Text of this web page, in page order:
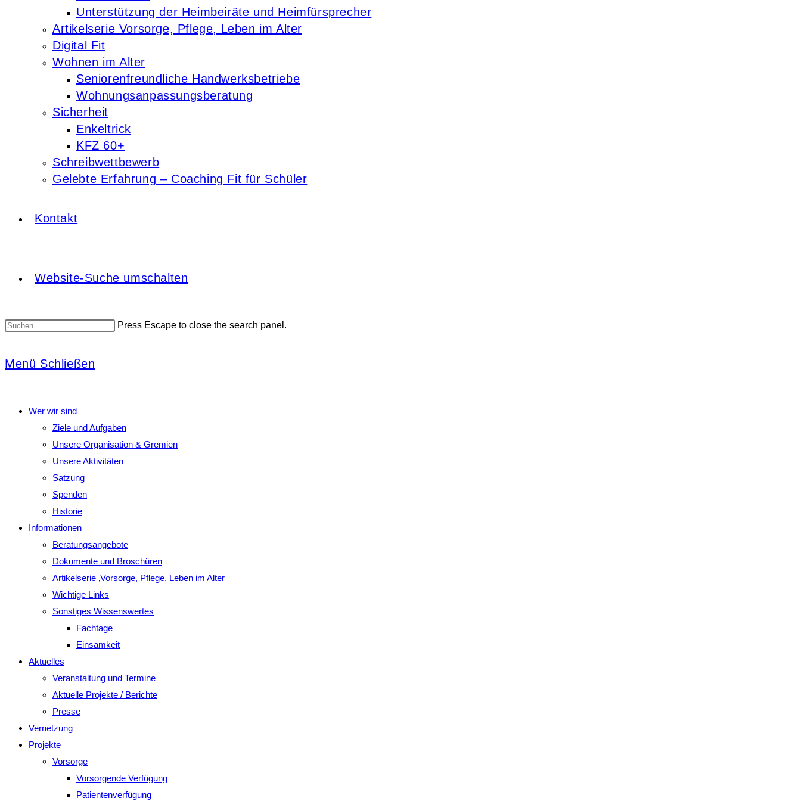
Unterstützung der Heimbeiräte und Heimfürsprecher
Artikelserie Vorsorge, Pflege, Leben im Alter
Digital Fit
Wohnen im Alter
Seniorenfreundliche Handwerksbetriebe
Wohnungsanpassungsberatung
Sicherheit
Enkeltrick
KFZ 60+
Schreibwettbewerb
Gelebte Erfahrung – Coaching Fit für Schüler
Kontakt
Website-Suche umschalten
Press Escape to close the search panel.
Menü Schließen
Wer wir sind
Ziele und Aufgaben
Unsere Organisation & Gremien
Unsere Aktivitäten
Satzung
Spenden
Historie
Informationen
Beratungsangebote
Dokumente und Broschüren
Artikelserie ‚Vorsorge, Pflege, Leben im Alter
Wichtige Links
Sonstiges Wissenswertes
Fachtage
Einsamkeit
Aktuelles
Veranstaltung und Termine
Aktuelle Projekte / Berichte
Presse
Vernetzung
Projekte
Vorsorge
Vorsorgende Verfügung
Patientenverfügung